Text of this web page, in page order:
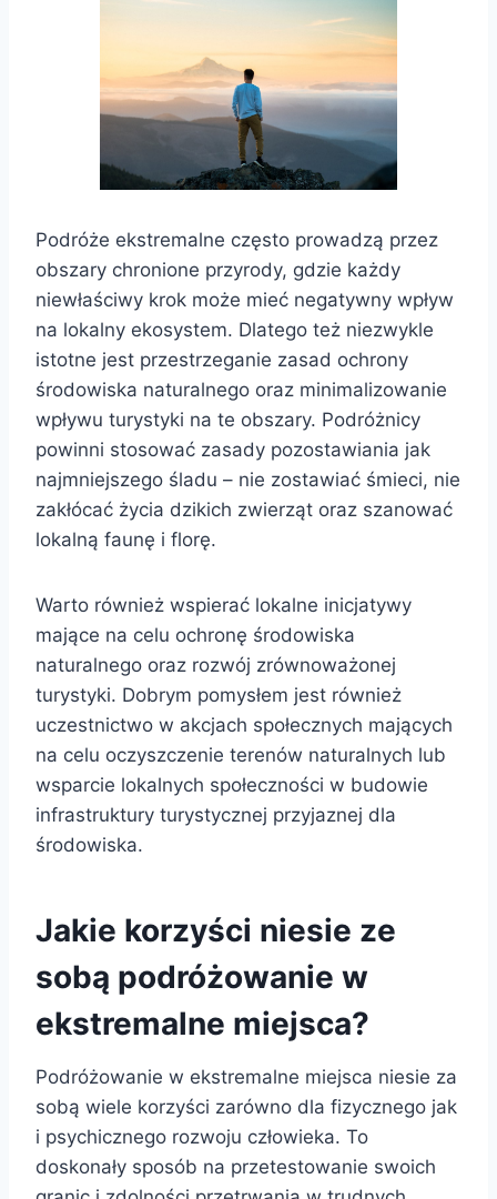
Podróże ekstremalne często prowadzą przez
obszary chronione przyrody, gdzie każdy
niewłaściwy krok może mieć negatywny wpływ
na lokalny ekosystem. Dlatego też niezwykle
istotne jest przestrzeganie zasad ochrony
środowiska naturalnego oraz minimalizowanie
wpływu turystyki na te obszary. Podróżnicy
powinni stosować zasady pozostawiania jak
najmniejszego śladu – nie zostawiać śmieci, nie
zakłócać życia dzikich zwierząt oraz szanować
lokalną faunę i florę.
Warto również wspierać lokalne inicjatywy
mające na celu ochronę środowiska
naturalnego oraz rozwój zrównoważonej
turystyki. Dobrym pomysłem jest również
uczestnictwo w akcjach społecznych mających
na celu oczyszczenie terenów naturalnych lub
wsparcie lokalnych społeczności w budowie
infrastruktury turystycznej przyjaznej dla
środowiska.
Jakie korzyści niesie ze
sobą podróżowanie w
ekstremalne miejsca?
Podróżowanie w ekstremalne miejsca niesie za
sobą wiele korzyści zarówno dla fizycznego jak
i psychicznego rozwoju człowieka. To
doskonały sposób na przetestowanie swoich